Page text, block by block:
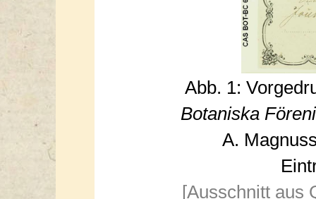
Abb. 1:
Botaniska
A.
[Ausschnitt aus